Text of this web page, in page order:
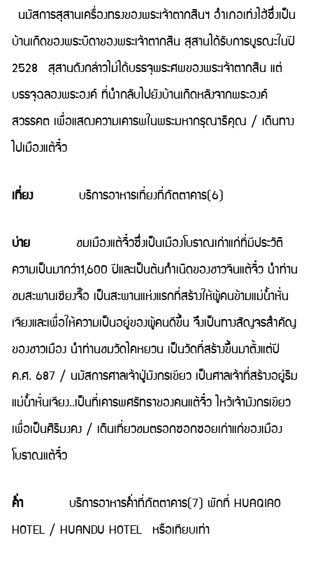
นมัสการสุสานเครื่องทรงของพระเจ้าตากสินฯ อำเภอเท่งไฮ้ซึ่งเป็น
บ้านเกิดของพระบิดาของพระเจ้าตากสิน สุสานได้รับการบูรณะในปี
2528 สุสานดังกล่าวไม่ได้บรรจุพระศพของพระเจ้าตากสิน แต่
บรรจุฉลองพระองค์ ที่นำกลับไปยังบ้านเกิดหลังจากพระองค์
สวรรคต เพื่อแสดงความเคารพในพระมหากรุณาธิคุณ / เดินทาง
ไปเมืองแต้จิ๋ว
เที่ยง บริการอาหารเที่ยงที่ภัตตาคาร(6)
บ่าย ชมเมืองแต้จิ๋วซึ่งเป็นเมืองโบราณเก่าแก่ที่มีประวัติ
ความเป็นมากว่า1,600 ปีและเป็นต้นกำเนิดของชาวจีนแต้จิ๋ว นำท่าน
ชมสะพานเซียงจื๊อ เป็นสะพานแห่งแรกที่สร้างให้ผู้คนข้ามแม่น้ำหั่น
เจียงและเพื่อให้ความเป็นอยู่ของผู้คนดีขึ้น จึงเป็นทางสัญจรสำคัญ
ของชาวเมือง นำท่านชมวัดไคหยวน เป็นวัดที่สร้างขึ้นมาตั้งแต่ปี
ค.ศ. 687 / นมัสการศาลเจ้าปู่มังกรเขียว เป็นศาลเจ้าที่สร้างอยู่ริม
แม่น้ำหั่นเจียง..เป็นที่เคารพศรัทธาของคนแต้จิ๋ว ไหว้เจ้ามังกรเขียว
เพื่อเป็นศิริมงคง / เดินเที่ยวชมตรอกซอกซอยเก่าแก่ของเมือง
โบราณแต้จิ๋ว
ค่ำบริการอาหารค่ำที่ภัตตาคาร(7) พักที่ HUAQIAO
HOTEL / HUANDU HOTEL หรือเทียบเท่า